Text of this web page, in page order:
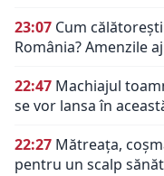
23:07 Cum
România? Amenzile
22:47 Machiajul
se vor lansa în
22:27 Mătreața,
pentru un scalp